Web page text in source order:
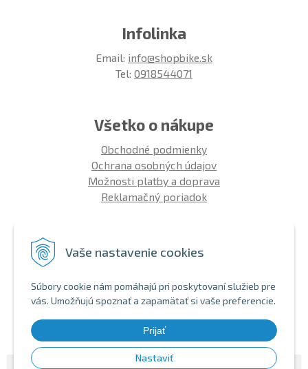
Vaše nastavenie cookies
Súbory cookie nám pomáhajú pri poskytovaní služieb pre
vás. Umožňujú spoznať a zapamätať si vaše preferencie.
Prijať
Nastaviť
Infolinka
Email: info@shopbike.sk
Tel: 0918544071
Všetko o nákupe
Obchodné podmienky
Ochrana osobných údajov
Možnosti platby a doprava
Reklamačný poriadok
Aký bicykel kúpiť 26' | 27,5' | 29'
Nákup na splátky
Bezhotovostná platba